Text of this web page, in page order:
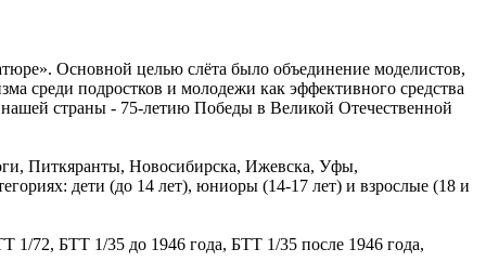
Основной целью слёта было объединение моделистов,
среди подростков и молодежи как эффективного средства
нашей страны - 75-летию Победы в Великой Отечественной
Питкяранты, Новосибирска, Ижевска, Уфы,
дети (до 14 лет), юниоры (14-17 лет) и взрослые (18 и
1/72, БТТ 1/35 до 1946 года, БТТ 1/35 после 1946 года,